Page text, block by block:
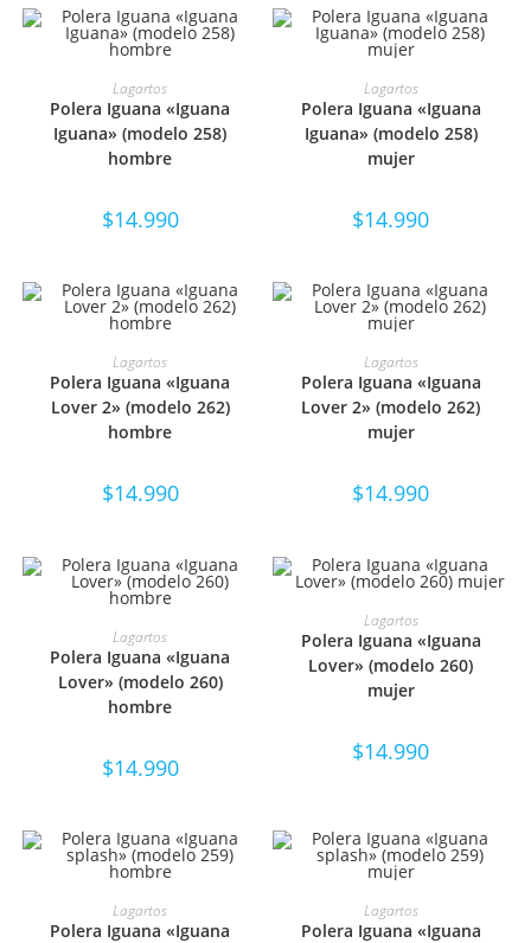
SELECCIONAR OPCIONES
Lagartos
Polera Iguana «Iguana
Iguana» (modelo 258)
hombre
$14.990
SELECCIONAR OPCIONES
Lagartos
Polera Iguana «Iguana
Iguana» (modelo 258)
mujer
$14.990
SELECCIONAR OPCIONES
Lagartos
Polera Iguana «Iguana
Lover 2» (modelo 262)
hombre
$14.990
SELECCIONAR OPCIONES
Lagartos
Polera Iguana «Iguana
Lover 2» (modelo 262)
mujer
$14.990
SELECCIONAR OPCIONES
Lagartos
Polera Iguana «Iguana
Lover» (modelo 260)
hombre
$14.990
SELECCIONAR OPCIONES
Lagartos
Polera Iguana «Iguana
Lover» (modelo 260)
mujer
$14.990
SELECCIONAR OPCIONES
Lagartos
Polera Iguana «Iguana
SELECCIONAR OPCIONES
Lagartos
Polera Iguana «Iguana